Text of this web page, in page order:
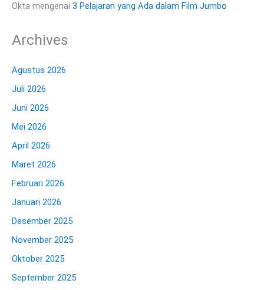
Okta mengenai 3 Pelajaran yang Ada dalam Film Jumbo
Archives
Agustus 2026
Juli 2026
Juni 2026
Mei 2026
April 2026
Maret 2026
Februari 2026
Januari 2026
Desember 2025
November 2025
Oktober 2025
September 2025